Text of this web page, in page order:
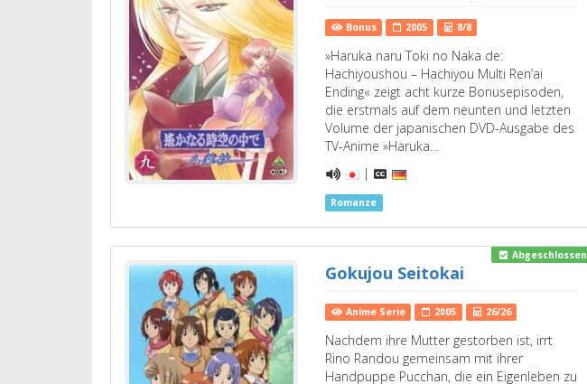
Bonus 2005 8/8
»Haruka naru Toki no Naka de:
Hachiyoushou – Hachiyou Multi Ren’ai
Ending« zeigt acht kurze Bonusepisoden,
die erstmals auf dem neunten und letzten
Volume der japanischen DVD-Ausgabe des
TV-Anime »Haruka…
|
Romanze
Abgeschlossen
Gokujou Seitokai
Anime Serie 2005 26/26
Nachdem ihre Mutter gestorben ist, irrt
Rino Randou gemeinsam mit ihrer
Handpuppe Pucchan, die ein Eigenleben zu